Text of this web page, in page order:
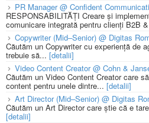
PR Manager @ Confident
RESPONSABILITĂȚI Creare și
comunicare integrată pentru clienți B2B
Copywriter (Mid–Senior) @ Digitas
Căutăm un Copywriter cu experiență de
trebuie să... [detalii]
Video Content Creator @ Cohn &
Căutăm un Video Content Creator care
content pentru unele dintre... [detalii]
Art Director (Mid–Senior) @ Digitas
Căutăm un Art Director care știe că e
[detalii]